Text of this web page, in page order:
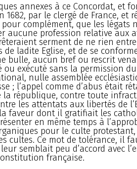
annexes à ce Concordat, et
par le clergé de France, et
complément, que les légats
aucune profession relative aux
serment de ne rien
de ladite Eglise, et de se
bulle, aucun bref ou rescrit
exécuté sans la permission
nulle assemblée
; l’appel comme d’abus était
la république, contre toute
les attentats aux libertés de
faveur dont il gratifiait les
en même temps à
pour le culte
cultes. Ce mot de tolérance, il
semblait peu d’accord avec
française.